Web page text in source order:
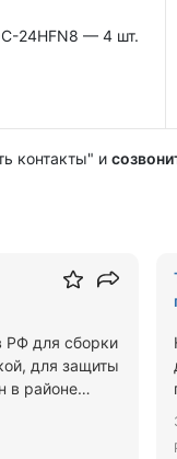
24HFN8 — 4 шт.
контакты" и
РФ для сборки
для защиты
в районе